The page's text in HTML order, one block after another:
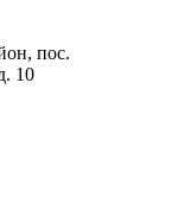
пос.
10